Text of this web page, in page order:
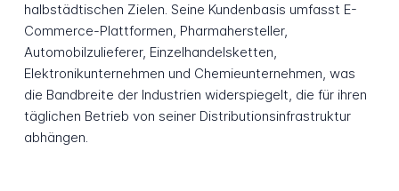
halbstädtischen Zielen. Seine Kundenbasis umfasst E-
Commerce-Plattformen, Pharmahersteller,
Automobilzulieferer, Einzelhandelsketten,
Elektronikunternehmen und Chemieunternehmen, was
die Bandbreite der Industrien widerspiegelt, die für ihren
täglichen Betrieb von seiner Distributionsinfrastruktur
abhängen.